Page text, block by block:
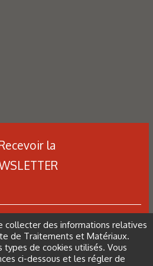
articles sur ce
la
À LA NEWSLETTER
collecter des informations relatives
de Traitements et Matériaux.
de cookies utilisés. Vous
ci-dessous et les régler de